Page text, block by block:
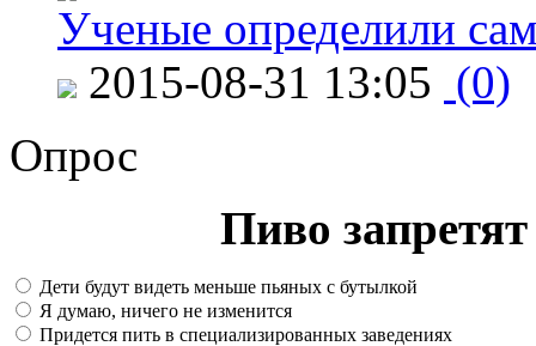
Ученые определили
2015-08-31 13:05 (0)
Опрос
Пиво
Дети будут видеть меньше пьяных с бутылкой
Я думаю, ничего не изменится
Придется пить в специализированных заведениях